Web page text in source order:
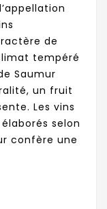
de
tempéré
Saumur
un fruit
Les vins
selon
confère une